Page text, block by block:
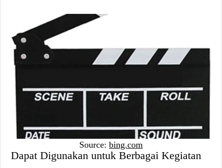
Source: bing.com
Dapat Digunakan untuk Berbagai Kegiatan